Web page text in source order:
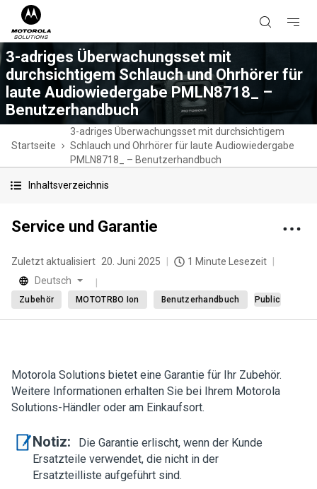
3-adriges Überwachungsset mit
durchsichtigem Schlauch und Ohrhörer für
laute Audiowiedergabe PMLN8718_ –
Benutzerhandbuch
Startseite
3-adriges Überwachungsset mit durchsichtigem
Schlauch und Ohrhörer für laute Audiowiedergabe
PMLN8718_ – Benutzerhandbuch
Inhaltsverzeichnis
Service und Garantie
Zuletzt aktualisiert 20. Juni 2025
1 Minute Lesezeit
Deutsch
Zubehör MOTOTRBO Ion Benutzerhandbuch Public
Motorola Solutions bietet eine Garantie für Ihr Zubehör.
Weitere Informationen erhalten Sie bei Ihrem Motorola
Solutions-Händler oder am Einkaufsort.
Notiz:
Die Garantie erlischt, wenn der Kunde
Ersatzteile verwendet, die nicht in der
Ersatzteilliste aufgeführt sind.